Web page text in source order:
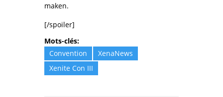
maken.
[/spoiler]
Mots-clés:
Convention
XenaNews
Xenite Con III